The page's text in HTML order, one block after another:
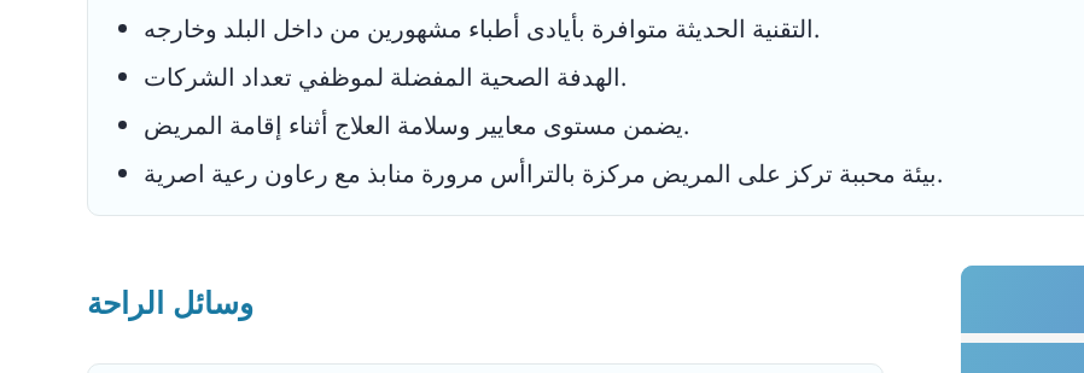
التقنية الحديثة متوافرة بأيادى أطباء مشهورين من داخل البلد وخارجه.
الهدفة الصحية المفضلة لموظفي تعداد الشركات.
يضمن مستوى معايير وسلامة العلاج أثناء إقامة المريض.
بيئة محببة تركز على المريض مركزة بالتراأس مرورة منابذ مع رعاون رعية اصرية.
وسائل الراحة